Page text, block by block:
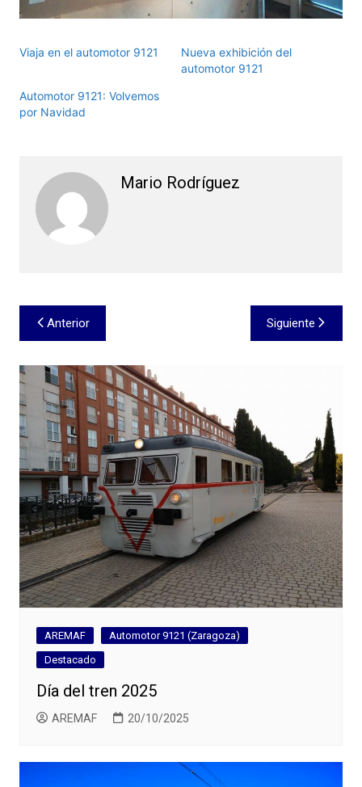
Viaja en el automotor 9121
Nueva exhibición del
automotor 9121
Automotor 9121: Volvemos
por Navidad
Mario Rodríguez
Navegación
de
entradas
Anterior Siguiente
AREMAF
Automotor 9121 (Zaragoza)
Destacado
Día del tren 2025
AREMAF 20/10/2025